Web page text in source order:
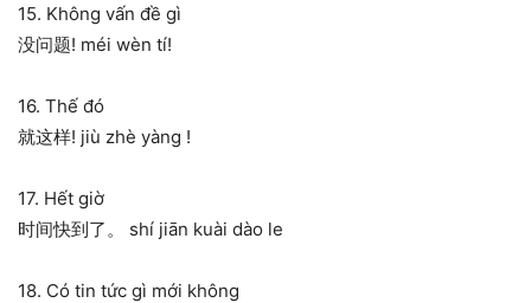
15. Không vấn đề gì
没问题! méi wèn tí!
16. Thế đó
就这样! jiù zhè yàng !
17. Hết giờ
时间快到了。 shí jiān kuài dào le
18. Có tin tức gì mới không